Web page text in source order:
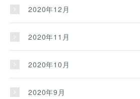
2020年12月
2020年11月
2020年10月
2020年9月